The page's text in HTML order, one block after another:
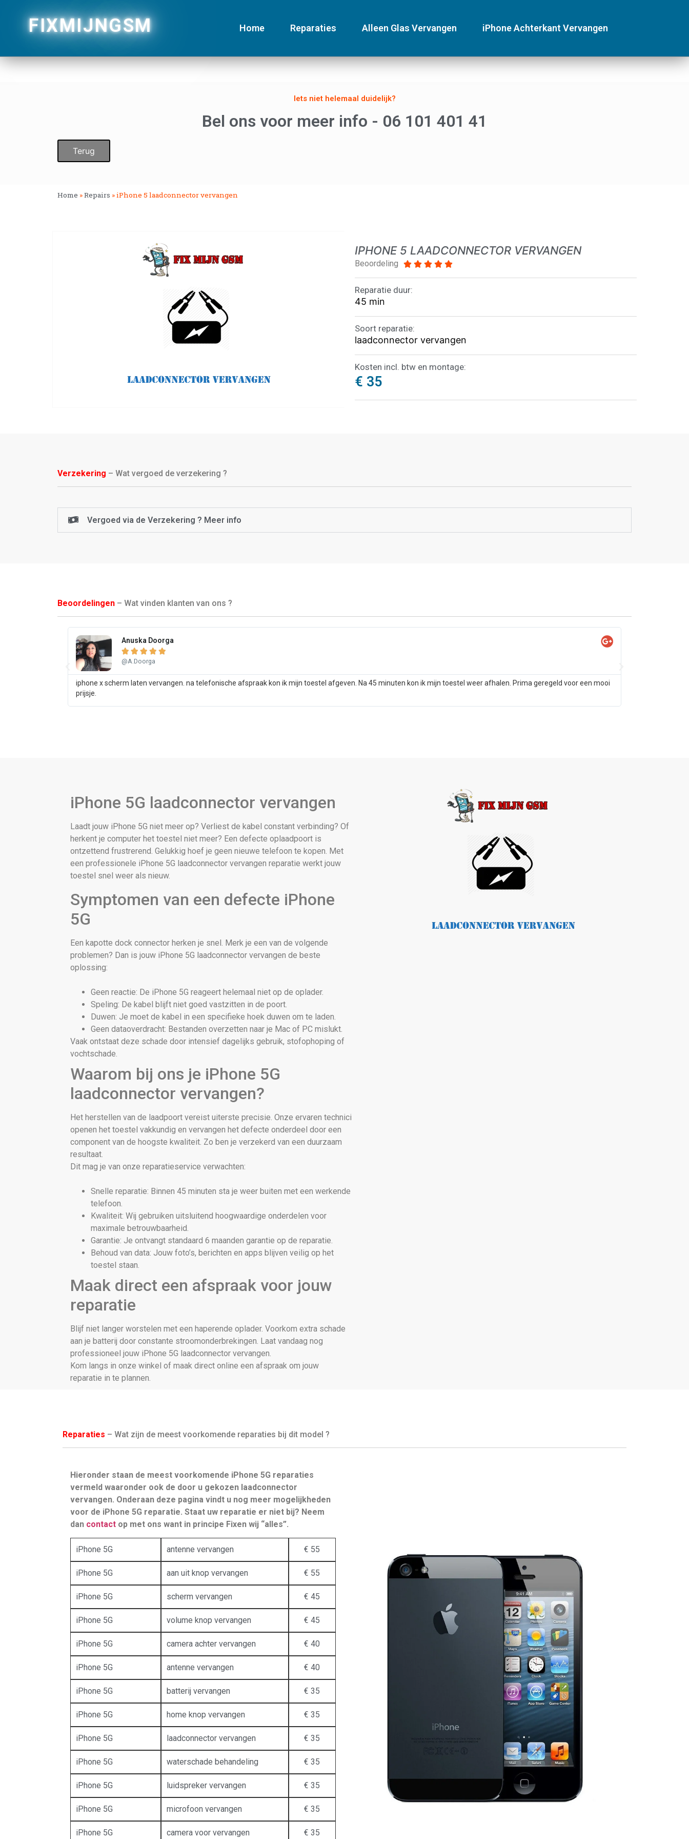
FIXMIJNGSM Home Reparaties Alleen Glas Vervangen iPhone Achterkant Vervangen
Iets niet helemaal duidelijk?
Bel ons voor meer info - 06 101 401 41
Terug
Home »Repairs »iPhone 5 laadconnector vervangen
IPHONE 5 LAADCONNECTOR VERVANGEN
Beoordeling     
Reparatie duur:
45 min
Soort reparatie:
laadconnector vervangen
Kosten incl. btw en montage:
€ 35
Verzekering – Wat vergoed de verzekering ?
Vergoed via de Verzekering ? Meer info
Beoordelingen – Wat vinden klanten van ons ?
Anuska Doorga
    
@A.Doorga
iphone x scherm laten vervangen. na telefonische afspraak kon ik mijn toestel afgeven. Na 45 minuten kon ik mijn toestel weer afhalen. Prima geregeld voor een mooi
prijsje.
iPhone 5G laadconnector vervangen
Laadt jouw iPhone 5G niet meer op? Verliest de kabel constant verbinding? Of
herkent je computer het toestel niet meer? Een defecte oplaadpoort is
ontzettend frustrerend. Gelukkig hoef je geen nieuwe telefoon te kopen. Met
een professionele iPhone 5G laadconnector vervangen reparatie werkt jouw
toestel snel weer als nieuw.
Symptomen van een defecte iPhone
5G
Een kapotte dock connector herken je snel. Merk je een van de volgende
problemen? Dan is jouw iPhone 5G laadconnector vervangen de beste
oplossing:
Geen reactie: De iPhone 5G reageert helemaal niet op de oplader.
Speling: De kabel blijft niet goed vastzitten in de poort.
Duwen: Je moet de kabel in een specifieke hoek duwen om te laden.
Geen dataoverdracht: Bestanden overzetten naar je Mac of PC mislukt.
Vaak ontstaat deze schade door intensief dagelijks gebruik, stofophoping of
vochtschade.
Waarom bij ons je iPhone 5G
laadconnector vervangen?
Het herstellen van de laadpoort vereist uiterste precisie. Onze ervaren technici
openen het toestel vakkundig en vervangen het defecte onderdeel door een
component van de hoogste kwaliteit. Zo ben je verzekerd van een duurzaam
resultaat.
Dit mag je van onze reparatieservice verwachten:
Snelle reparatie: Binnen 45 minuten sta je weer buiten met een werkende
telefoon.
Kwaliteit: Wij gebruiken uitsluitend hoogwaardige onderdelen voor
maximale betrouwbaarheid.
Garantie: Je ontvangt standaard 6 maanden garantie op de reparatie.
Behoud van data: Jouw foto’s, berichten en apps blijven veilig op het
toestel staan.
Maak direct een afspraak voor jouw
reparatie
Blijf niet langer worstelen met een haperende oplader. Voorkom extra schade
aan je batterij door constante stroomonderbrekingen. Laat vandaag nog
professioneel jouw iPhone 5G laadconnector vervangen.
Kom langs in onze winkel of maak direct online een afspraak om jouw
reparatie in te plannen.
Reparaties – Wat zijn de meest voorkomende reparaties bij dit model ?
Hieronder staan de meest voorkomende iPhone 5G reparaties
vermeld waaronder ook de door u gekozen laadconnector
vervangen. Onderaan deze pagina vindt u nog meer mogelijkheden
voor de iPhone 5G reparatie. Staat uw reparatie er niet bij? Neem
dan contact op met ons want in principe Fixen wij “alles”.
iPhone 5G antenne vervangen € 55
iPhone 5G aan uit knop vervangen € 55
iPhone 5G scherm vervangen € 45
iPhone 5G volume knop vervangen € 45
iPhone 5G camera achter vervangen € 40
iPhone 5G antenne vervangen € 40
iPhone 5G batterij vervangen € 35
iPhone 5G home knop vervangen € 35
iPhone 5G laadconnector vervangen € 35
iPhone 5G waterschade behandeling € 35
iPhone 5G luidspreker vervangen € 35
iPhone 5G microfoon vervangen € 35
iPhone 5G camera voor vervangen € 35